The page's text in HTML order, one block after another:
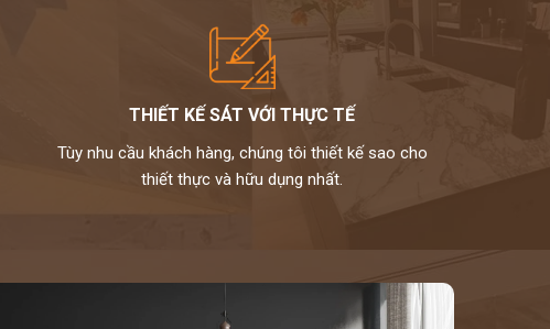
THIẾT KẾ SÁT VỚI THỰC TẾ
Tùy nhu cầu khách hàng, chúng tôi thiết kế sao cho
thiết thực và hữu dụng nhất.